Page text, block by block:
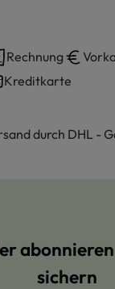
Rechnung
Kreditkarte
durch DHL -
sichern